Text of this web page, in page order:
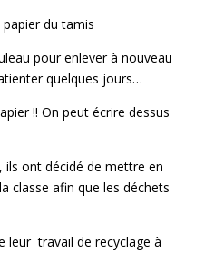
du tamis
pour enlever à nouveau
quelques jours…
!! On peut écrire dessus
ils ont décidé de mettre en
classe afin que les déchets
leur travail de recyclage à